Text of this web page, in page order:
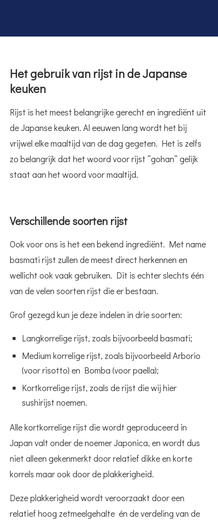
Het gebruik van rijst in de Japanse
keuken
Rijst is het meest belangrijke gerecht en ingrediënt uit
de Japanse keuken. Al eeuwen lang wordt het bij
vrijwel elke maaltijd van de dag gegeten. Het is zelfs
zo belangrijk dat het woord voor rijst “gohan” gelijk
staat aan het woord voor maaltijd.
Verschillende soorten rijst
Ook voor ons is het een bekend ingrediënt. Met name
basmati rijst zullen de meest direct herkennen en
wellicht ook vaak gebruiken. Dit is echter slechts één
van de velen soorten rijst die er bestaan.
Grof gezegd kun je deze indelen in drie soorten:
Langkorrelige rijst, zoals bijvoorbeeld basmati;
Medium korrelige rijst, zoals bijvoorbeeld Arborio
(voor risotto) en Bomba (voor paella);
Kortkorrelige rijst, zoals de rijst die wij hier
sushirijst noemen.
Alle kortkorrelige rijst die wordt geproduceerd in
Japan valt onder de noemer Japonica, en wordt dus
niet alleen gekenmerkt door relatief dikke en korte
korrels maar ook door de plakkerigheid.
Deze plakkerigheid wordt veroorzaakt door een
relatief hoog zetmeelgehalte én de verdeling van de